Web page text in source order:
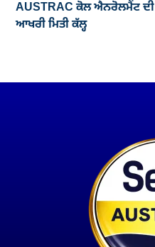
AUSTRAC ਕੋਲ ਐਨਰੋਲਮੈਂਟ ਦੀ
ਆਖਰੀ ਮਿਤੀ ਕੱਲ੍ਹ